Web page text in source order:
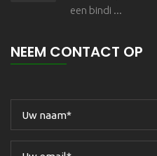
een bindi ...
NEEM CONTACT OP